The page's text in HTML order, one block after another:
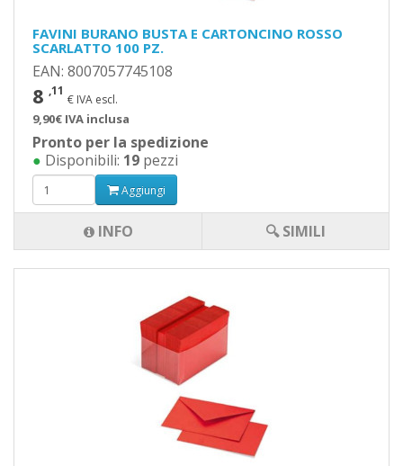
FAVINI BURANO BUSTA E CARTONCINO ROSSO
SCARLATTO 100 PZ.
EAN: 8007057745108
8 ,11
€ IVA escl.
9,90€ IVA inclusa
Pronto per la spedizione
● Disponibili: 19 pezzi
Aggiungi
INFO 🔍 SIMILI